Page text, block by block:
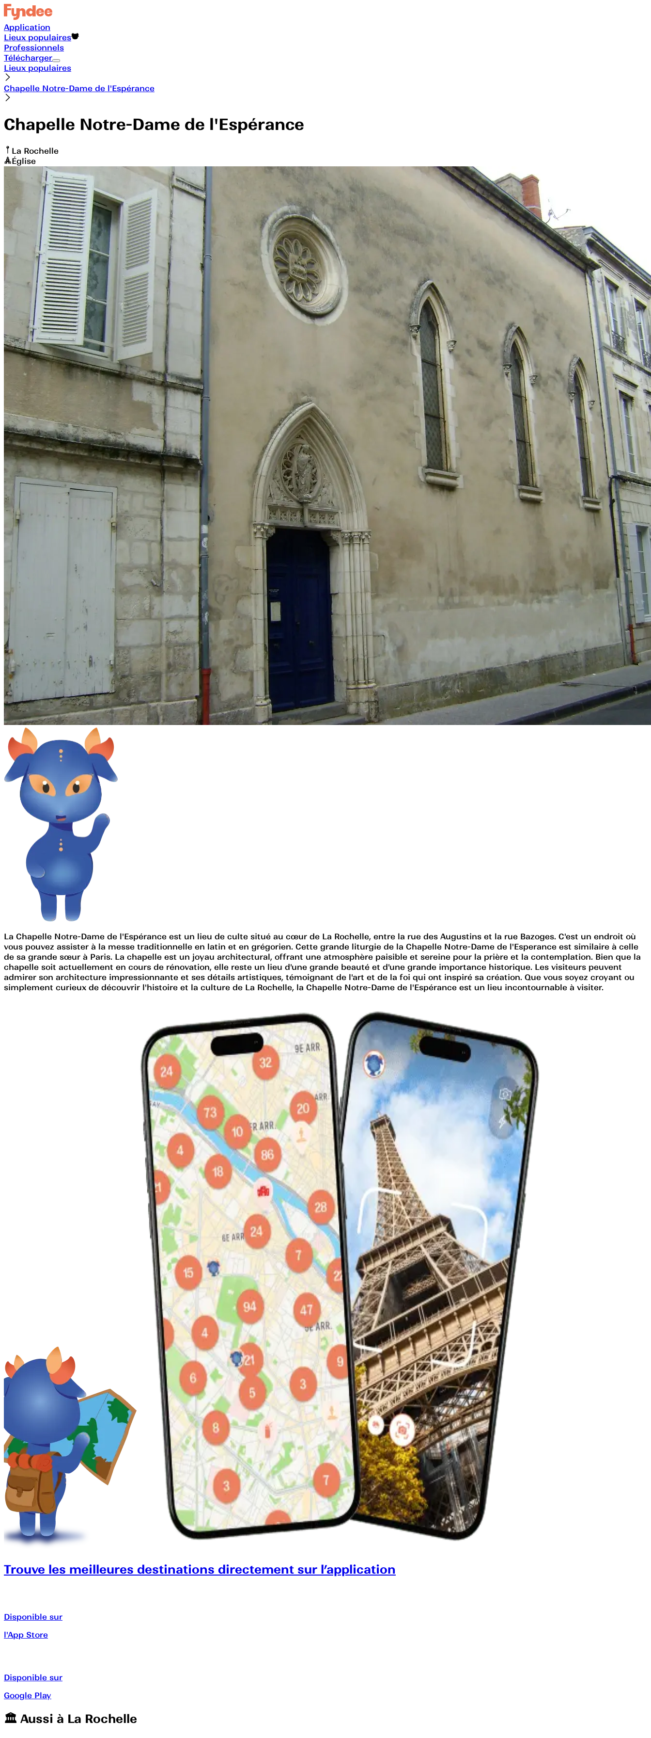
Application
Lieux populaires
Professionnels
Télécharger
Lieux populaires
Chapelle Notre-Dame de l'Espérance
Chapelle Notre-Dame de l'Espérance
La Rochelle
Église
La Chapelle Notre-Dame de l'Espérance est un lieu de culte situé au cœur de La Rochelle, entre la rue des Augustins et la rue Bazoges. C'est un endroit où
vous pouvez assister à la messe traditionnelle en latin et en grégorien. Cette grande liturgie de la Chapelle Notre-Dame de l'Esperance est similaire à celle
de sa grande sœur à Paris. La chapelle est un joyau architectural, offrant une atmosphère paisible et sereine pour la prière et la contemplation. Bien que la
chapelle soit actuellement en cours de rénovation, elle reste un lieu d'une grande beauté et d'une grande importance historique. Les visiteurs peuvent
admirer son architecture impressionnante et ses détails artistiques, témoignant de l'art et de la foi qui ont inspiré sa création. Que vous soyez croyant ou
simplement curieux de découvrir l'histoire et la culture de La Rochelle, la Chapelle Notre-Dame de l'Espérance est un lieu incontournable à visiter.
Trouve les meilleures destinations directement sur l’application
Disponible sur
l'App Store
Disponible sur
Google Play
🏛️️ Aussi à La Rochelle